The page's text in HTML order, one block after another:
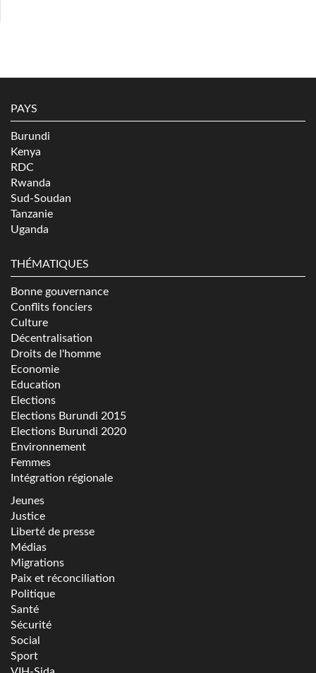
PAYS
Burundi
Kenya
RDC
Rwanda
Sud-Soudan
Tanzanie
Uganda
THÉMATIQUES
Bonne gouvernance
Conflits fonciers
Culture
Décentralisation
Droits de l'homme
Economie
Education
Elections
Elections Burundi 2015
Elections Burundi 2020
Environnement
Femmes
Intégration régionale
Jeunes
Justice
Liberté de presse
Médias
Migrations
Paix et réconciliation
Politique
Santé
Sécurité
Social
Sport